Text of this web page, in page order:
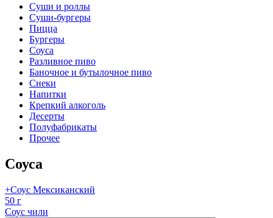
Суши и роллы
Суши-бургеры
Пицца
Бургеры
Соуса
Разливное пиво
Баночное и бутылочное пиво
Снеки
Напитки
Крепкий алкоголь
Десерты
Полуфабрикаты
Прочее
Соуса
+Соус Мексиканский
50 г
Соус чили